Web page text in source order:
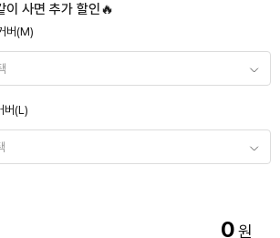
이 사면 추가 할인🔥
버(M)
버(L)
0원